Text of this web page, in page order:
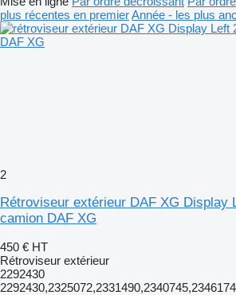
plus récentes en premierAnnée - les plus
2
Rétroviseur extérieur DAF XG Display
camion DAF XG
450 € HT
Rétroviseur extérieur
2292430